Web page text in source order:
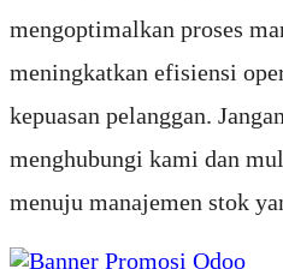
mengoptimalkan proses
meningkatkan efisiensi
kepuasan pelanggan.
menghubungi kami dan
menuju manajemen stok